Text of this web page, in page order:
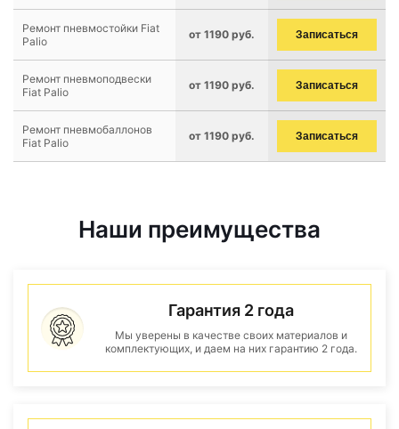
Ремонт пневмостойки Fiat
Palio
от 1190 руб. Записаться
Ремонт пневмоподвески
Fiat Palio
от 1190 руб. Записаться
Ремонт пневмобаллонов
Fiat Palio
от 1190 руб. Записаться
Наши преимущества
Гарантия 2 года
Мы уверены в качестве своих материалов и
комплектующих, и даем на них гарантию 2 года.